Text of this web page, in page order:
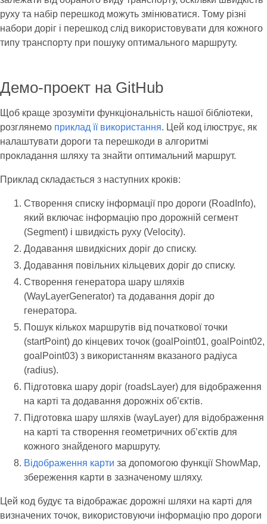
руху та набір перешкод можуть змінюватися. Тому різні
набори доріг і перешкод слід використовувати для кожного
типу транспорту при пошуку оптимального маршруту.
Демо-проект на GitHub
Щоб краще зрозуміти функціональність нашої бібліотеки,
розглянемо приклад її використання. Цей код ілюструє, як
налаштувати дороги та перешкоди в алгоритмі
прокладання шляху та знайти оптимальний маршрут.
Приклад складається з наступних кроків:
Створення списку інформації про дороги (RoadInfo),
який включає інформацію про дорожній сегмент
(Segment) і швидкість руху (Velocity).
Додавання швидкісних доріг до списку.
Додавання повільних кільцевих доріг до списку.
Створення генератора шару шляхів
(WayLayerGenerator) та додавання доріг до
генератора.
Пошук кількох маршрутів від початкової точки
(startPoint) до кінцевих точок (goalPoint01, goalPoint02,
goalPoint03) з використанням вказаного радіуса
(radius).
Підготовка шару доріг (roadsLayer) для відображення
на карті та додавання дорожніх об’єктів.
Підготовка шару шляхів (wayLayer) для відображення
на карті та створення геометричних об’єктів для
кожного знайденого маршруту.
Відображення карти за допомогою функції ShowMap,
збереження карти в зазначеному шляху.
Цей код будує та відображає дорожні шляхи на карті для
визначених точок, використовуючи інформацію про дороги